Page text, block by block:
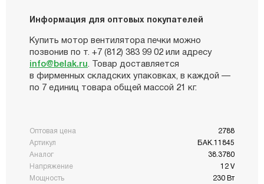
Информация для оптовых покупателей
Купить мотор вентилятора печки можно
позвонив по т. +7 (812) 383 99 02 или адресу
info@belak.ru. Товар доставляется
в фирменных складских упаковках, в каждой —
по 7 единиц товара общей массой 21 кг.
Оптовая цена
2788
Артикул
БАК.11845
Аналог
38.3780
Напряжение
12 V
Мощность
230 Вт